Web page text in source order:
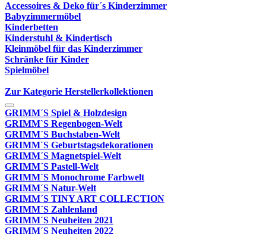
Accessoires & Deko für´s Kinderzimmer
Babyzimmermöbel
Kinderbetten
Kinderstuhl & Kindertisch
Kleinmöbel für das Kinderzimmer
Schränke für Kinder
Spielmöbel
Zur Kategorie Herstellerkollektionen
GRIMM´S Spiel & Holzdesign
GRIMM`S Regenbogen-Welt
GRIMM´S Buchstaben-Welt
GRIMM´S Geburtstagsdekorationen
GRIMM´S Magnetspiel-Welt
GRIMM´S Pastell-Welt
GRIMM´S Monochrome Farbwelt
GRIMM´S Natur-Welt
GRIMM´S TINY ART COLLECTION
GRIMM´S Zahlenland
GRIMM´S Neuheiten 2021
GRIMM´S Neuheiten 2022